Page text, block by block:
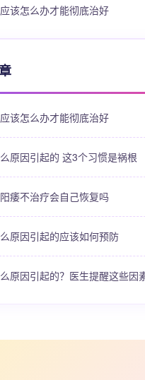
该怎么办才能彻底治好
该怎么办才能彻底治好
原因引起的 这3个习惯是祸根
痿不治疗会自己恢复吗
原因引起的应该如何预防
原因引起的？医生提醒这些因